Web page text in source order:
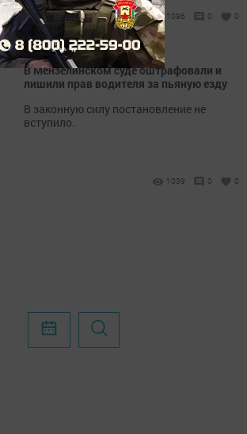
1096 0 0
В Мензелинском суде оштрафовали и
лишили прав водителя за пьяную езду
В законную силу постановление не
вступило.
1039 0 0